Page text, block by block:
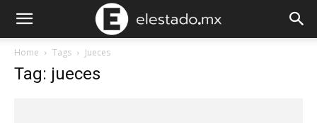
Home Tags Jueces
Tag: jueces